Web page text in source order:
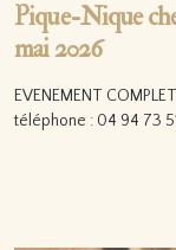
Pique-Nique
mai 2026
EVENEMENT
téléphone : 04 94 73